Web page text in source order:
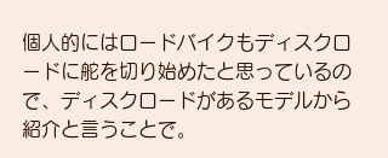
個人的にはロードバイクもディスクロ
ードに舵を切り始めたと思っているの
で、ディスクロードがあるモデルから
紹介と言うことで。